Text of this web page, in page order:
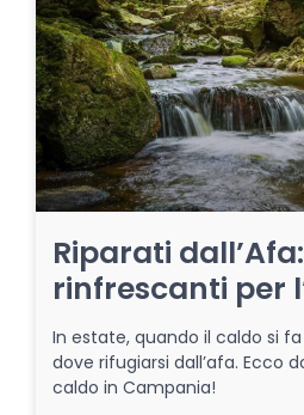
Riparati
rinfrescanti per
In estate, quando il caldo si
dove rifugiarsi dall’afa. Ecco
caldo in Campania!